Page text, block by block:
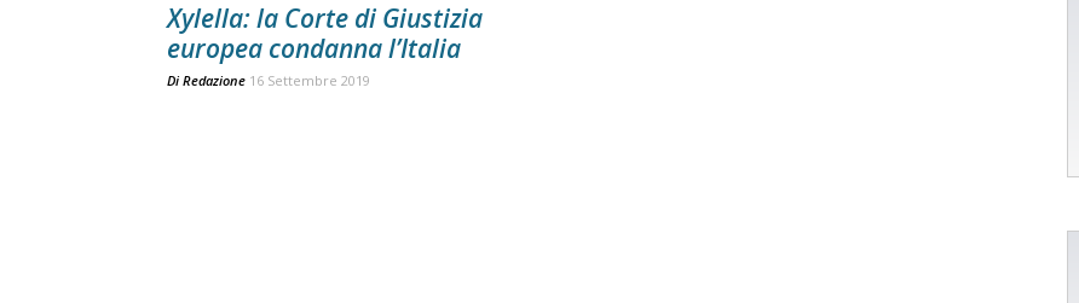
Xylella: la Corte di Giustizia
europea condanna l’Italia
Di Redazione 16 Settembre 2019